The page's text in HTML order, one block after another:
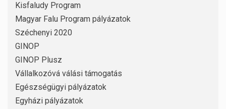
Kisfaludy Program
Magyar Falu Program pályázatok
Széchenyi 2020
GINOP
GINOP Plusz
Vállalkozóvá válási támogatás
Egészségügyi pályázatok
Egyházi pályázatok